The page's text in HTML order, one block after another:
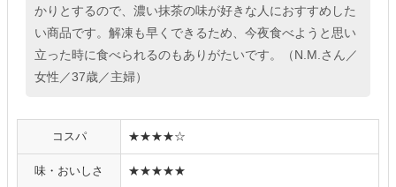
かりとするので、濃い抹茶の味が好きな人におすすめした
い商品です。解凍も早くできるため、今夜食べようと思い
立った時に食べられるのもありがたいです。（N.M.さん／
女性／37歳／主婦）
コスパ ★★★★☆
味・おいしさ ★★★★★